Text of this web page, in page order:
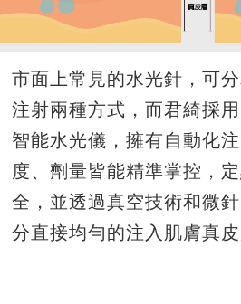
市面上常見的水光針，可
注射兩種方式，而君綺採
智能水光儀，擁有自動化
度、劑量皆能精準掌控，
全，並透過真空技術和微
分直接均勻的注入肌膚真皮